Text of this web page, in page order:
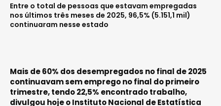
Entre o total de pessoas que estavam empregadas
nos últimos três meses de 2025, 96,5% (5.151,1 mil)
continuaram nesse estado
Mais de 60% dos desempregados no final de 2025
continuavam sem emprego no final do primeiro
trimestre, tendo 22,5% encontrado trabalho,
divulgou hoje o Instituto Nacional de Estatística